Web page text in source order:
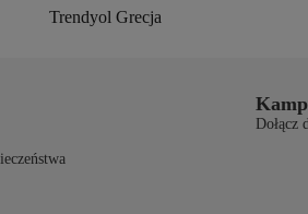
Trendyol Grecja
Dołącz